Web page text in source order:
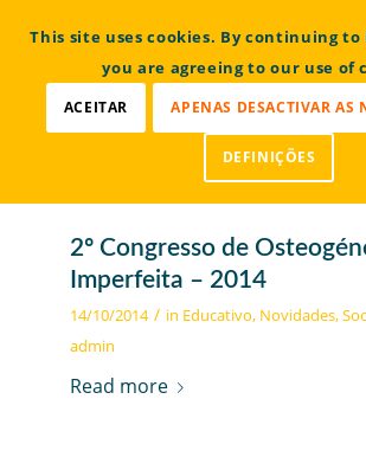
Bem vindo à Associação Portuguesa de
Imperfeita
2º Congresso de
Imperfeita – 2014
14/10/2014 / in Educativo, Novidades,
admin
Read more
This site uses cookies. By continuing
you are agreeing to our use of
ACEITAR APENAS DESACTIVAR AS
DEFINIÇÕES